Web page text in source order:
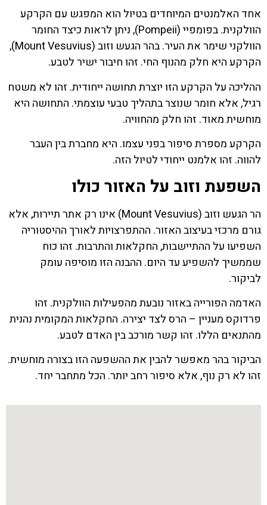
אחד האלמנטים המיוחדים בטיול הוא המפגש עם הקרקע
הוולקנית. בפומפיי (Pompeii), ניתן לראות כיצד החומר
הוולקני שימר את העיר. בהר הגעש וזוב (Mount Vesuvius),
הקרקע היא חלק מהנוף החי. זהו חיבור ישיר לטבע.
ההליכה על הקרקע הזו יוצרת תחושה ייחודית. זהו לא משטח
רגיל, אלא חומר שנוצר בתהליך טבעי עוצמתי. התחושה היא
מוחשית מאוד. זהו חלק מהחוויה.
הקרקע מספרת סיפור בפני עצמו. היא מחברת בין העבר
להווה. זהו אלמנט ייחודי לטיול הזה.
השפעת וזוב על האזור כולו
הר הגעש וזוב (Mount Vesuvius) אינו רק אתר תיירות, אלא
גורם מרכזי בעיצוב האזור. ההתפרצויות לאורך ההיסטוריה
השפיעו על ההתיישבות, החקלאות והתרבות. זהו כוח
שממשיך להשפיע עד היום. ההבנה הזו מוסיפה עומק
לביקור.
האדמה הפורייה באזור נובעת מהפעילות הוולקנית. זהו
פרדוקס מעניין – הרס לצד יצירה. החקלאות המקומית נהנית
מהתנאים הללו. זהו קשר מורכב בין האדם לטבע.
הביקור בהר מאפשר להבין את ההשפעה הזו בצורה מוחשית.
זהו לא רק נוף, אלא סיפור רחב יותר. הכל מתחבר יחד.